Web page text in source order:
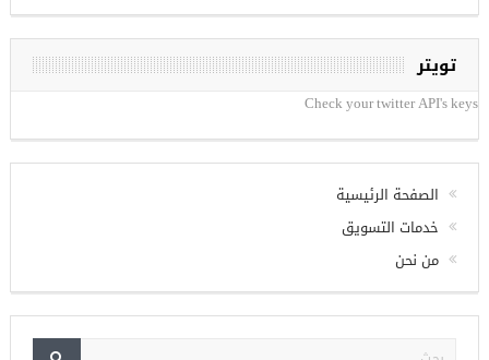
تويتر
Check your twitter API's keys
الصفحة الرئيسية
خدمات التسويق